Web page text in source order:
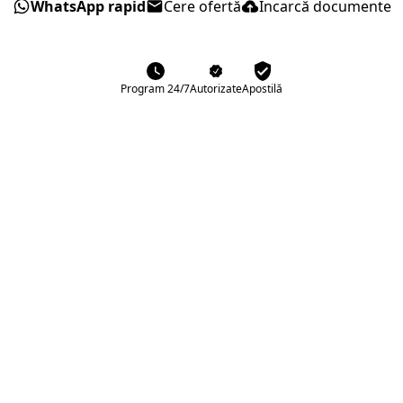
WhatsApp rapid Cere ofertă Încarcă documente
Program 24/7AutorizateApostilă